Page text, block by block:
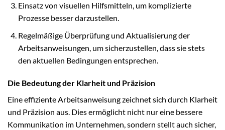
Einsatz von visuellen Hilfsmitteln, um komplizierte
Prozesse besser darzustellen.
Regelmäßige Überprüfung und Aktualisierung der
Arbeitsanweisungen, um sicherzustellen, dass sie stets
den aktuellen Bedingungen entsprechen.
Die Bedeutung der Klarheit und Präzision
Eine effiziente Arbeitsanweisung zeichnet sich durch Klarheit
und Präzision aus. Dies ermöglicht nicht nur eine bessere
Kommunikation im Unternehmen, sondern stellt auch sicher,